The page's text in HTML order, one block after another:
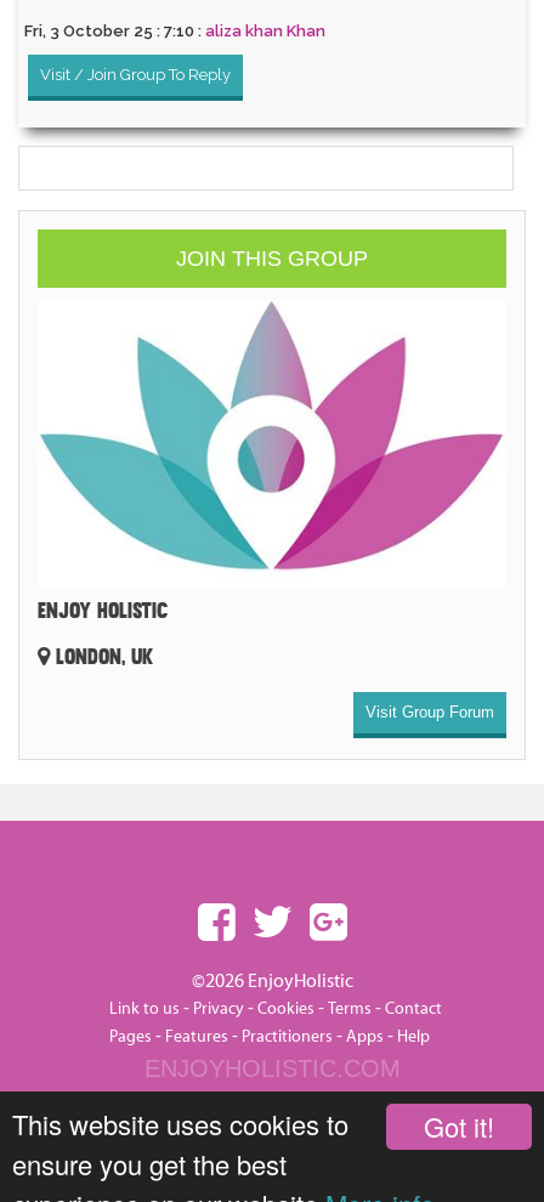
Got it!
This website uses cookies to
ensure you get the best
Fri, 3 October 25 : 7:10 : aliza khan Khan
Visit / Join Group To Reply
JOIN THIS GROUP
ENJOY HOLISTIC
LONDON, UK
Visit Group Forum
©2026 EnjoyHolistic
Link to us - Privacy-Cookies -Terms -Contact
Pages - Features - Practitioners -Apps - Help
ENJOYHOLISTIC.COM